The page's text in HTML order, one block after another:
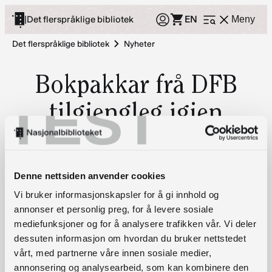
TEST
Denne nettsiden anvender cookies
Vi bruker informasjonskapsler for å gi innhold og
annonser et personlig preg, for å levere sosiale
mediefunksjoner og for å analysere trafikken vår. Vi deler
dessuten informasjon om hvordan du bruker nettstedet
vårt, med partnerne våre innen sosiale medier,
annonsering og analysearbeid, som kan kombinere den
Hopp
innhold
|Det flerspråklige bibliotek EN Meny
Åpne
Det flerspråklige bibliotek
Nyheter
Bokpakkar frå DFB
tilgjengleg igjen
14. august 2023 10:32
Nasjonalbiblioteket har no opna igjen for tinging av
bokpakkar frå Det fleirspråklege bibliotek
Lån en bokpakke